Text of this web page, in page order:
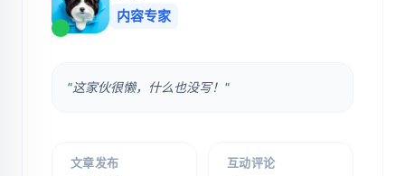
内容专家
"这家伙很懒，什么也没写！"
文章发布 互动评论